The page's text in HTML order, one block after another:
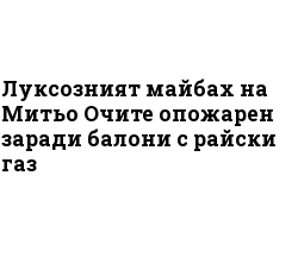
Луксозният майбах на
Митьо Очите опожарен
заради балони с райски
газ